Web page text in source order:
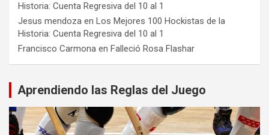
Historia: Cuenta Regresiva del 10 al 1
Jesus mendoza en Los Mejores 100 Hockistas de la
Historia: Cuenta Regresiva del 10 al 1
Francisco Carmona en Falleció Rosa Flashar
Aprendiendo las Reglas del Juego